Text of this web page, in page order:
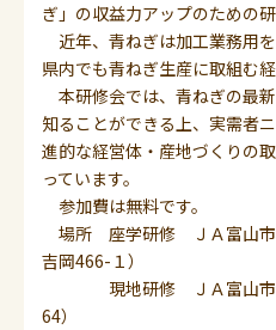
ぎ」の収益力アップのための
近年、青ねぎは加工業務用
県内でも青ねぎ生産に取組む
本研修会では、青ねぎの最
知ることができる上、実需者
進的な経営体・産地づくりの
っています。
参加費は無料です。
場所 座学研修 ＪＡ富山市
吉岡466-１）
現地研修 ＪＡ富山市青
64）